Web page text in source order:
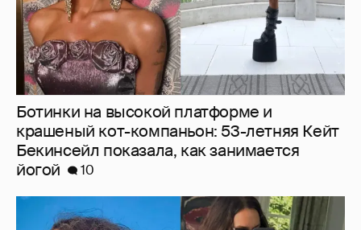
Ботинки на высокой платформе и
крашеный кот-компаньон: 53-летняя Кейт
Бекинсейл показала, как занимается
йогой
10